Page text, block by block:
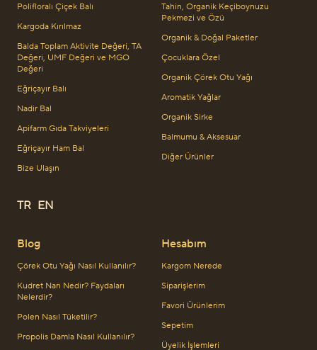
Polifloralı Çiçek Balı
Kargoda Kırılmaz
Balda Toplam Aktivite Değeri, TA
Değeri, UMF Değeri ve MGO
Değeri
Eğriçayır Balı
Nadir Bal
Apifarm Gıda Takviyeleri
Eğriçayır Ham Bal
Bize Ulaşın
TR EN
Blog
Çörek Otu Yağı Nasıl Kullanılır?
Kudret Narı Nedir? Faydaları
Nelerdir?
Polen Nasıl Tüketilir?
Propolis Damla Nasıl Kullanılır?
Tahin, Organik Keçiboynuzu
Pekmezi ve Özü
Organik & Doğal Paketler
Çocuklara Özel
Organik Çörek Otu Yağı
Aromatik Yağlar
Organik Sirke
Balmumu & Aksesuar
Diğer Ürünler
Hesabım
Kargom Nerede
Siparişlerim
Favori Ürünlerim
Sepetim
Üyelik İşlemleri